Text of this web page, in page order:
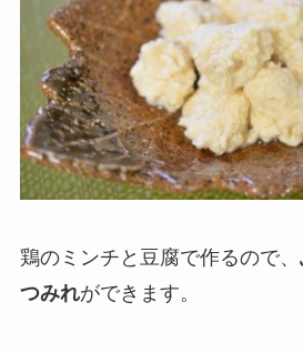
鶏のミンチと豆腐で作るので、
つみれができます。